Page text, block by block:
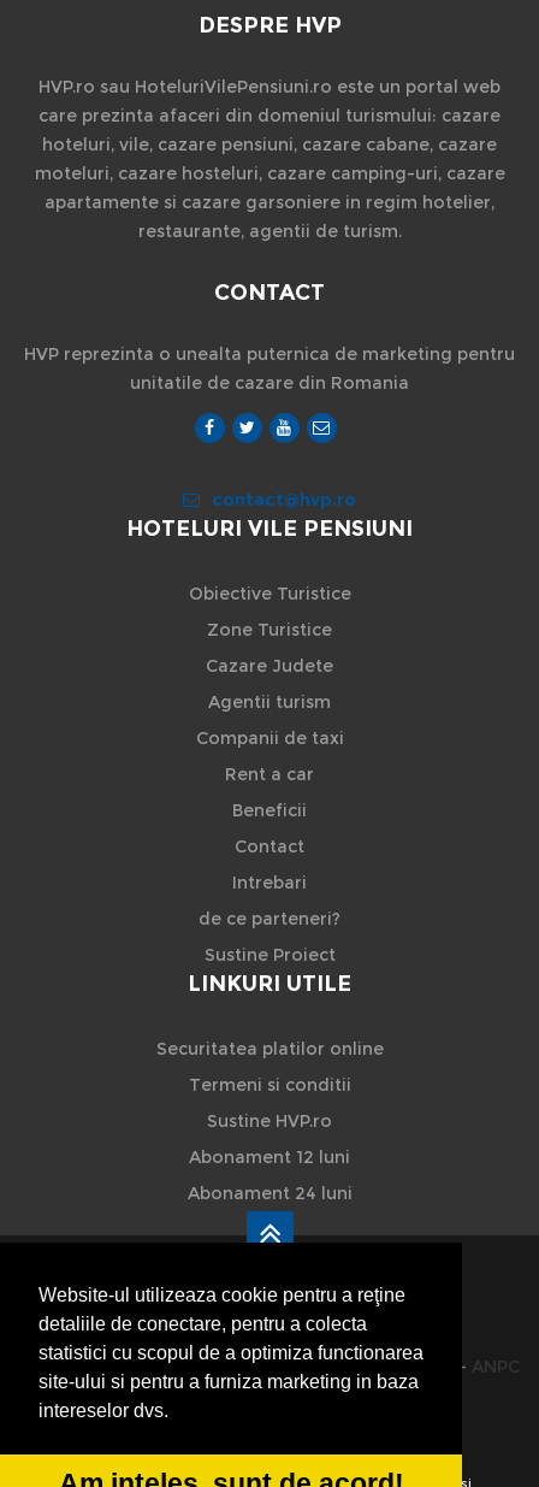
Website-ul utilizeaza cookie pentru a reţine
detaliile de conectare, pentru a colecta
statistici cu scopul de a optimiza functionarea
site-ului si pentru a furniza marketing in baza
intereselor dvs.
DESPRE HVP
HVP.ro sau HoteluriVilePensiuni.ro este un portal web
care prezinta afaceri din domeniul turismului: cazare
hoteluri, vile, cazare pensiuni, cazare cabane, cazare
moteluri, cazare hosteluri, cazare camping-uri, cazare
apartamente si cazare garsoniere in regim hotelier,
restaurante, agentii de turism.
CONTACT
HVP reprezinta o unealta puternica de marketing pentru
unitatile de cazare din Romania
contact@hvp.ro
HOTELURI VILE PENSIUNI
Obiective Turistice
Zone Turistice
Cazare Judete
Agentii turism
Companii de taxi
Rent a car
Beneficii
Contact
Intrebari
de ce parteneri?
Sustine Proiect
LINKURI UTILE
Securitatea platilor online
Termeni si conditii
Sustine HVP.ro
Abonament 12 luni
Abonament 24 luni
HVP - Hoteluri Vile Pensiuni
© 2014-2026 Powered byVilonMedia&TekaBility - ANPC
SOL
Utilizand acest site inseamna ca sunteti de acord cu Termenii si